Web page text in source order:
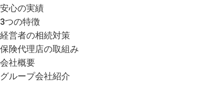
安心の実績
3つの特徴
経営者の相続対策
保険代理店の取組み
会社概要
グループ会社紹介